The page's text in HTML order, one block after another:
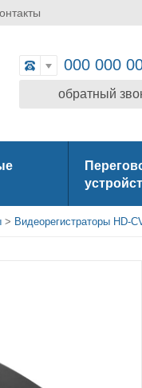
000 000
обратный
> Видеорегистраторы HD-